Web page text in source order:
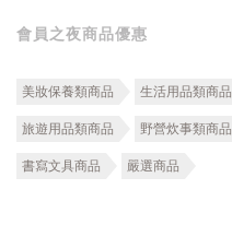
會員之夜商品優惠
美妝保養類商品 生活用品類商品
旅遊用品類商品 野營炊事類商品
書寫文具商品 嚴選商品